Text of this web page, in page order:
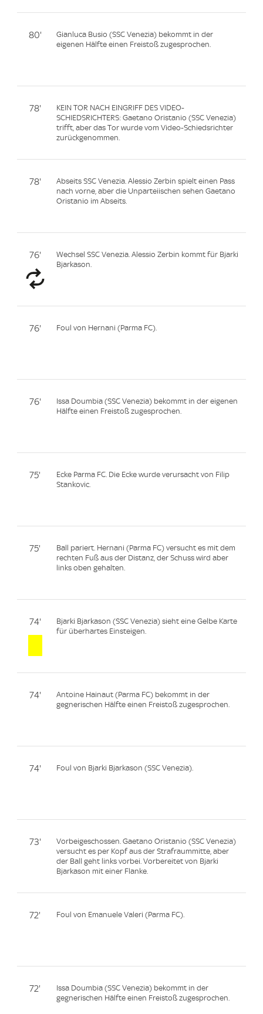
80'
Gianluca Busio (SSC Venezia) bekommt in der
eigenen Hälfte einen Freistoß zugesprochen.
78'
KEIN TOR NACH EINGRIFF DES VIDEO-
SCHIEDSRICHTERS: Gaetano Oristanio (SSC Venezia)
trifft, aber das Tor wurde vom Video-Schiedsrichter
zurückgenommen.
78'
Abseits SSC Venezia. Alessio Zerbin spielt einen Pass
nach vorne, aber die Unparteiischen sehen Gaetano
Oristanio im Abseits.
76'
Wechsel SSC Venezia. Alessio Zerbin kommt für Bjarki
Bjarkason.
76' Foul von Hernani (Parma FC).
76'
Issa Doumbia (SSC Venezia) bekommt in der eigenen
Hälfte einen Freistoß zugesprochen.
75'
Ecke Parma FC. Die Ecke wurde verursacht von Filip
Stankovic.
75'
Ball pariert. Hernani (Parma FC) versucht es mit dem
rechten Fuß aus der Distanz, der Schuss wird aber
links oben gehalten.
74'
Bjarki Bjarkason (SSC Venezia) sieht eine Gelbe Karte
für überhartes Einsteigen.
74'
Antoine Hainaut (Parma FC) bekommt in der
gegnerischen Hälfte einen Freistoß zugesprochen.
74' Foul von Bjarki Bjarkason (SSC Venezia).
73'
Vorbeigeschossen. Gaetano Oristanio (SSC Venezia)
versucht es per Kopf aus der Strafraummitte, aber
der Ball geht links vorbei. Vorbereitet von Bjarki
Bjarkason mit einer Flanke.
72' Foul von Emanuele Valeri (Parma FC).
72'
Issa Doumbia (SSC Venezia) bekommt in der
gegnerischen Hälfte einen Freistoß zugesprochen.